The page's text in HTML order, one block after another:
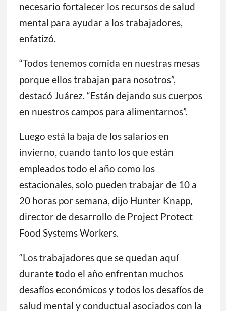
necesario fortalecer los recursos de salud
mental para ayudar a los trabajadores,
enfatizó.
“Todos tenemos comida en nuestras mesas
porque ellos trabajan para nosotros”,
destacó Juárez. “Están dejando sus cuerpos
en nuestros campos para alimentarnos”.
Luego está la baja de los salarios en
invierno, cuando tanto los que están
empleados todo el año como los
estacionales, solo pueden trabajar de 10 a
20 horas por semana, dijo Hunter Knapp,
director de desarrollo de Project Protect
Food Systems Workers.
“Los trabajadores que se quedan aquí
durante todo el año enfrentan muchos
desafíos económicos y todos los desafíos de
salud mental y conductual asociados con la